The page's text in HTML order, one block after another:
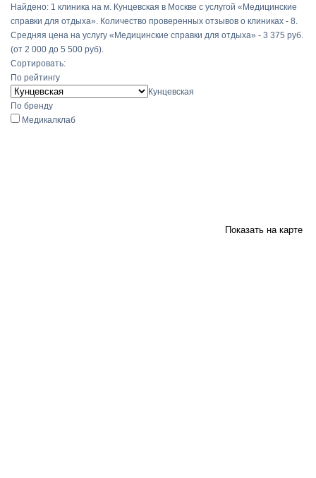
Найдено: 1 клиника на м. Кунцевская в Москве с услугой «Медицинские
справки для отдыха». Количество проверенных отзывов о клиниках - 8.
Средняя цена на услугу «Медицинские справки для отдыха» - 3 375 руб.
(от 2 000 до 5 500 руб).
Сортировать:
По рейтингу
Кунцевская
По бренду
Медикалклаб
Показать на карте